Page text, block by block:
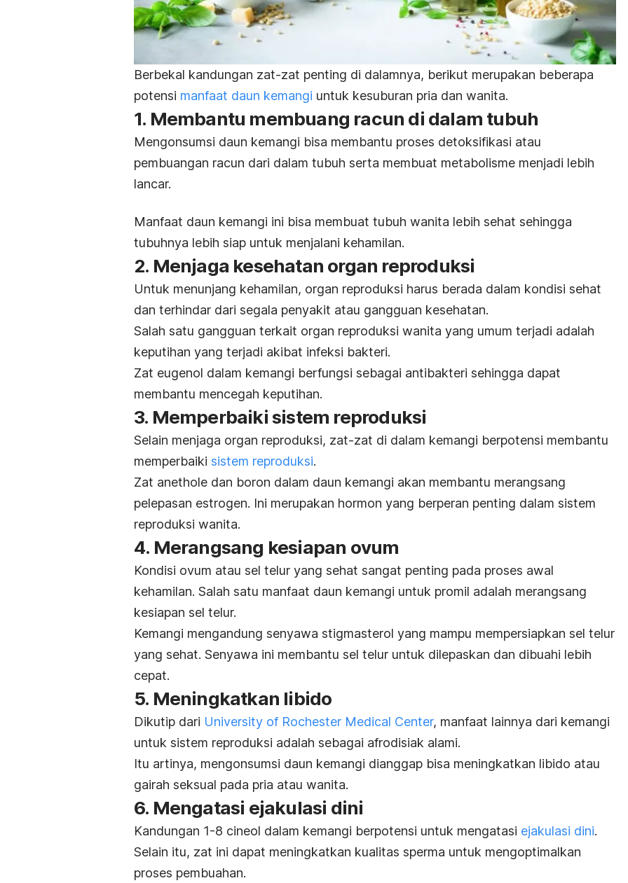
Berbekal kandungan zat-zat penting di dalamnya, berikut merupakan beberapa
potensi manfaat daun kemangi untuk kesuburan pria dan wanita.
1. Membantu membuang racun di dalam tubuh
Mengonsumsi daun kemangi bisa membantu proses detoksifikasi atau
pembuangan racun dari dalam tubuh serta membuat metabolisme menjadi lebih
lancar.
Manfaat daun kemangi ini bisa membuat tubuh wanita lebih sehat sehingga
tubuhnya lebih siap untuk menjalani kehamilan.
2. Menjaga kesehatan organ reproduksi
Untuk menunjang kehamilan, organ reproduksi harus berada dalam kondisi sehat
dan terhindar dari segala penyakit atau gangguan kesehatan.
Salah satu gangguan terkait organ reproduksi wanita yang umum terjadi adalah
keputihan yang terjadi akibat infeksi bakteri.
Zat eugenol dalam kemangi berfungsi sebagai antibakteri sehingga dapat
membantu mencegah keputihan.
3. Memperbaiki sistem reproduksi
Selain menjaga organ reproduksi, zat-zat di dalam kemangi berpotensi membantu
memperbaiki sistem reproduksi.
Zat anethole dan boron dalam daun kemangi akan membantu merangsang
pelepasan estrogen. Ini merupakan hormon yang berperan penting dalam sistem
reproduksi wanita.
4. Merangsang kesiapan ovum
Kondisi ovum atau sel telur yang sehat sangat penting pada proses awal
kehamilan. Salah satu manfaat daun kemangi untuk promil adalah merangsang
kesiapan sel telur.
Kemangi mengandung senyawa stigmasterol yang mampu mempersiapkan sel telur
yang sehat. Senyawa ini membantu sel telur untuk dilepaskan dan dibuahi lebih
cepat.
5. Meningkatkan libido
Dikutip dari University of Rochester Medical Center, manfaat lainnya dari kemangi
untuk sistem reproduksi adalah sebagai afrodisiak alami.
Itu artinya, mengonsumsi daun kemangi dianggap bisa meningkatkan libido atau
gairah seksual pada pria atau wanita.
6. Mengatasi ejakulasi dini
Kandungan 1-8 cineol dalam kemangi berpotensi untuk mengatasi ejakulasi dini.
Selain itu, zat ini dapat meningkatkan kualitas sperma untuk mengoptimalkan
proses pembuahan.